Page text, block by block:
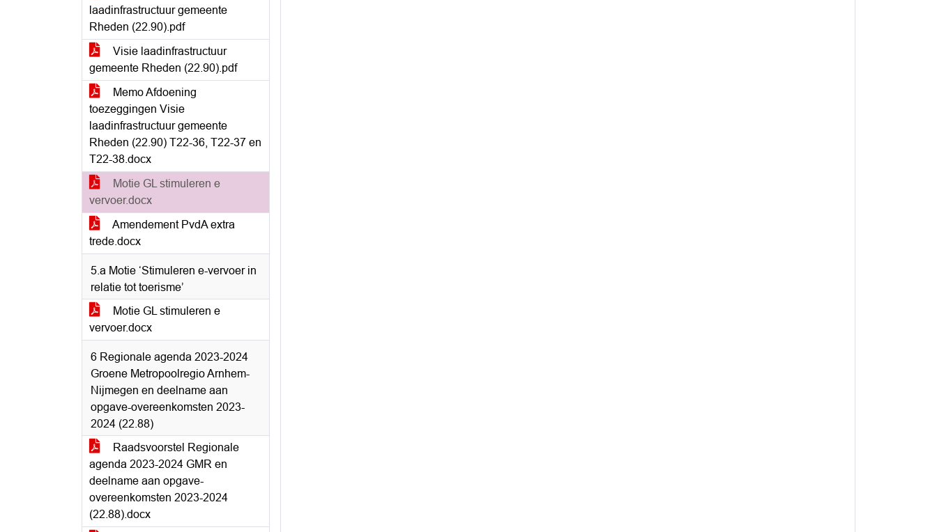
laadinfrastructuur gemeente
Rheden (22.90).pdf
Visie laadinfrastructuur
gemeente Rheden (22.90).pdf
Memo Afdoening
toezeggingen Visie
laadinfrastructuur gemeente
Rheden (22.90) T22-36, T22-37 en
T22-38.docx
Motie GL stimuleren e
vervoer.docx
Amendement PvdA extra
trede.docx
5.a Motie ‘Stimuleren e-vervoer in
relatie tot toerisme’
Motie GL stimuleren e
vervoer.docx
6 Regionale agenda 2023-2024
Groene Metropoolregio Arnhem-
Nijmegen en deelname aan
opgave-overeenkomsten 2023-
2024 (22.88)
Raadsvoorstel Regionale
agenda 2023-2024 GMR en
deelname aan opgave-
overeenkomsten 2023-2024
(22.88).docx